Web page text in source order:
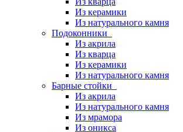
Из керамики
Из натурального камня
Подоконники
Из акрила
Из кварца
Из керамики
Из натурального камня
Барные стойки
Из акрила
Из натурального камня
Из мрамора
Из оникса